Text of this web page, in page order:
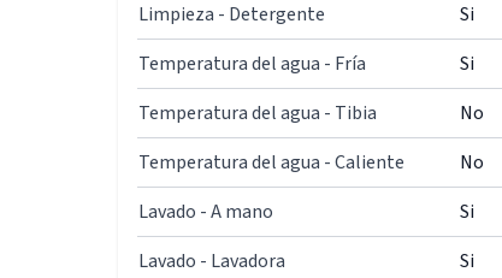
Limpieza - Detergente
Si
Temperatura del agua - Fría
Si
Temperatura del agua - Tibia
No
Temperatura del agua - Caliente
No
Lavado - A mano
Si
Lavado - Lavadora
Si